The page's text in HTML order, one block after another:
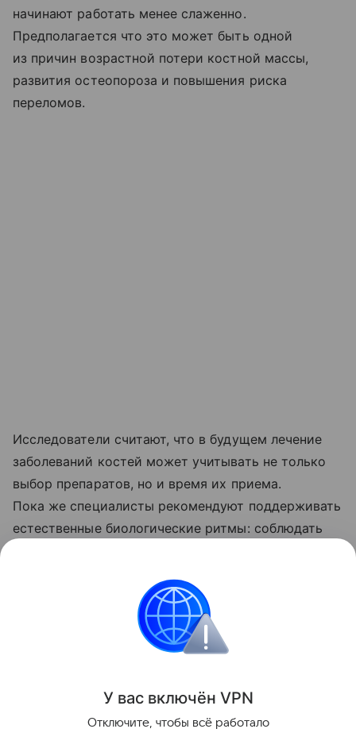
начинают работать менее слаженно.
Предполагается что это может быть одной
из причин возрастной потери костной массы,
развития остеопороза и повышения риска
переломов.
Исследователи считают, что в будущем лечение
заболеваний костей может учитывать не только
выбор препаратов, но и время их приема.
Пока же специалисты рекомендуют поддерживать
естественные биологические ритмы: соблюдать
и регулярно заниматься физической активностью.
Поделиться
У вас включён VPN
Отключите, чтобы всё работало